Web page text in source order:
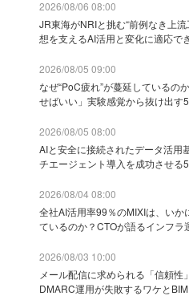
2026/08/06 08:00
JR東海がNRIと挑む“前例なき上
想を支えるAI活用と変化に適応で
2026/08/05 09:00
なぜ“PoC疲れ”が蔓延しているの
せばいい」実験感覚から抜け出す
2026/08/05 08:00
AIと安全に接続されたデータ活
チエージェント導入を成功させる
2026/08/04 08:00
全社AI活用率99％のMIXIは、いか
ているのか？CTOが語るインフラ
2026/08/03 10:00
メール配信に求められる「信頼性
DMARC運用が失敗するワケと